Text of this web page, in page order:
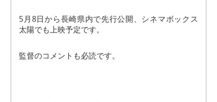
5月8日から長崎県内で先行公開、シネマボックス
太陽でも上映予定です。
監督のコメントも必読です。